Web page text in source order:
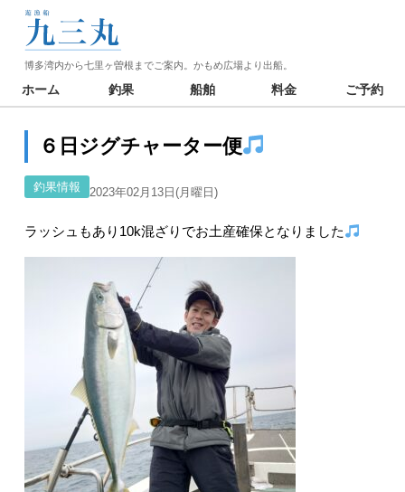
博多湾内から七里ヶ曽根までご案内。かもめ広場より出船。
ホーム 釣果 船舶 料金 ご予約
６日ジグチャーター便
釣果情報 2023年02月13日(月曜日)
ラッシュもあり10k混ざりでお土産確保となりました